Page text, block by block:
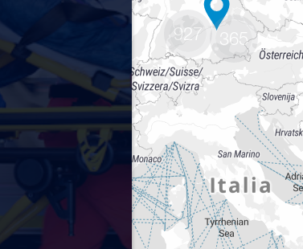
927 365